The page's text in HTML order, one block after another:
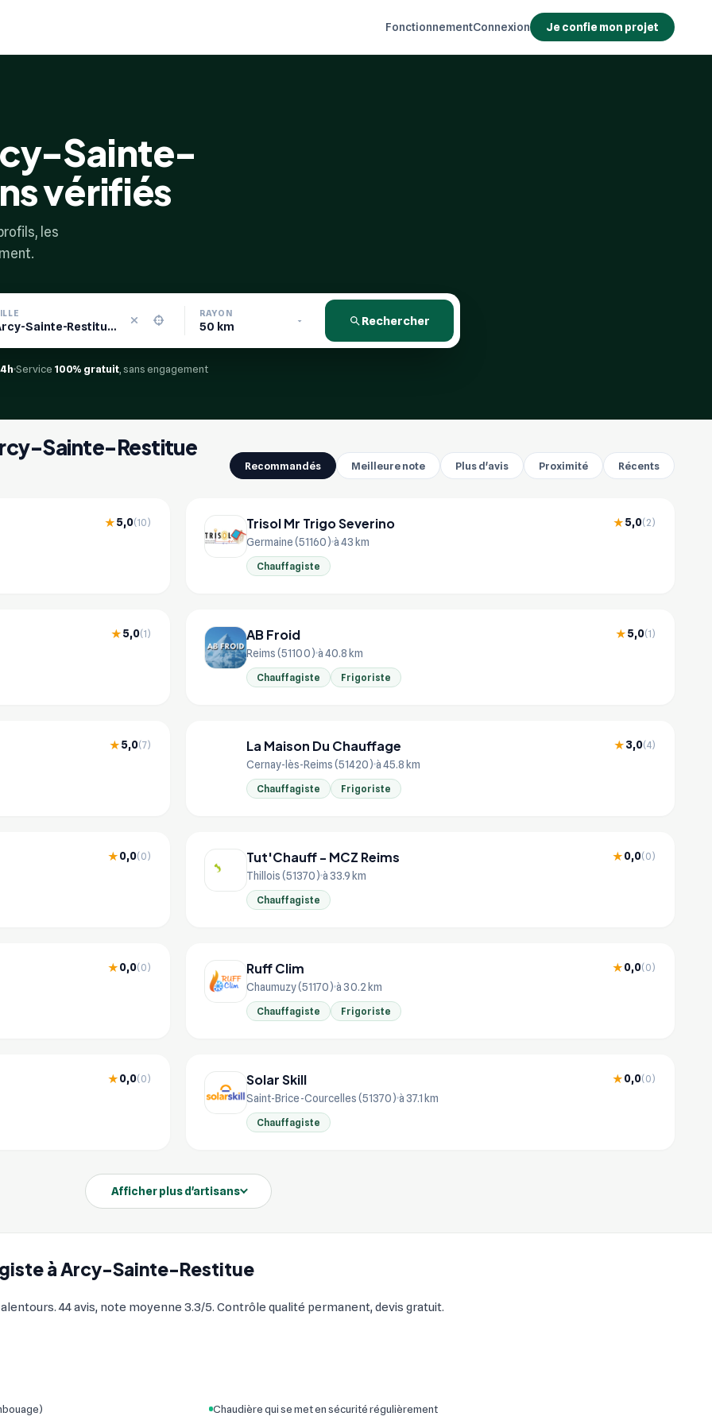
FonctionnementConnexion Je confie mon projet
Sainte-
vérifiés
les
RAYON
Rechercher
Service 100% gratuit , sans engagement
à Arcy-Sainte-Restitue
44 avis, note moyenne 3.3/5. Contrôle qualité permanent, devis gratuit.
Chaudière qui se met en sécurité régulièrement
Sainte-Restitue
Recommandés Meilleure note Plus d'avis Proximité Récents
★5,0(10) Trisol Mr Trigo Severino ★5,0(2)
Germaine (51160) à 43 km
Chauffagiste
★5,0(1) AB Froid ★5,0(1)
Reims (51100) à 40.8 km
Chauffagiste Frigoriste
★5,0(7) La Maison Du Chauffage ★3,0(4)
Cernay-lès-Reims (51420) à 45.8 km
Chauffagiste Frigoriste
★0,0(0) Tut'Chauff - MCZ Reims ★0,0(0)
Thillois (51370) à 33.9 km
Chauffagiste
★0,0(0) Ruff Clim ★0,0(0)
Chaumuzy (51170) à 30.2 km
Chauffagiste Frigoriste
★0,0(0) Solar Skill ★0,0(0)
Saint-Brice-Courcelles (51370) à 37.1 km
Chauffagiste
Afficher plus d'artisans